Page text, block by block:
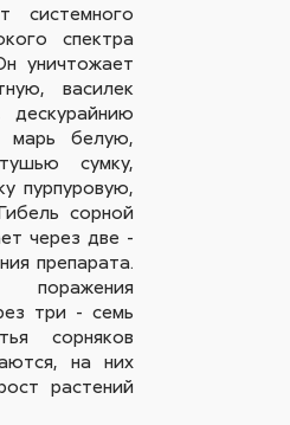
системного
спектра
уничтожает
василек
дескурайнию
марь белую,
сумку,
пурпуровую,
сорной
через две -
препарата.
три - семь
сорняков
на них
растений